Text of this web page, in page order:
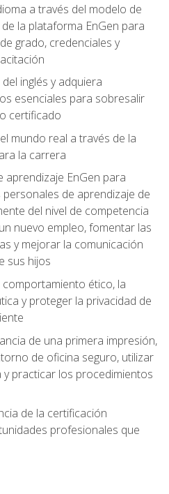
a través del modelo de
la plataforma EnGen para
grado, credenciales y
inglés y adquiera
esenciales para sobresalir
certificado
mundo real a través de la
la carrera
aprendizaje EnGen para
de aprendizaje de
del nivel de competencia
nuevo empleo, fomentar las
y mejorar la comunicación
sus hijos
ético, la
y proteger la privacidad de
de una primera impresión,
de oficina seguro, utilizar
y practicar los procedimientos
de la certificación
profesionales que